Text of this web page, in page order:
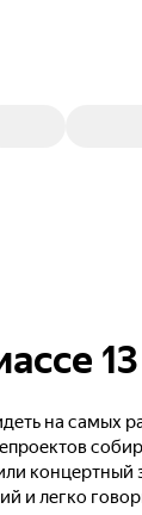
на самых
концертный
и легко